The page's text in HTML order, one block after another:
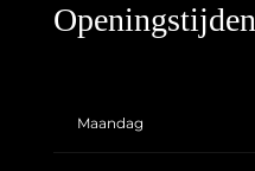
Openingstijden
Maandag